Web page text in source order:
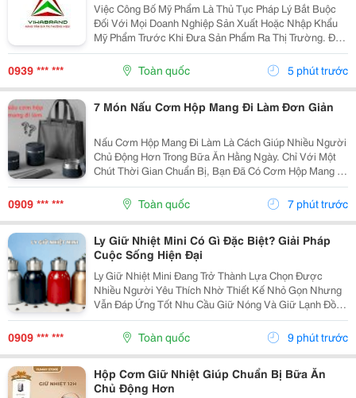
Việc Công Bố Mỹ Phẩm Là Thủ Tục Pháp Lý Bắt Buộc
Đối Với Mọi Doanh Nghiệp Sản Xuất Hoặc Nhập Khẩu
Mỹ Phẩm Trước Khi Đưa Sản Phẩm Ra Thị Trường. Đặc
Biệt Tại Tphcm &Ndash; Trung Tâm Kinh Tế Sôi Động
Bậc Nhất Cả Nước &Ndash; Nhu Cầu Tìm Kiếm Một
0939 *** *** Toàn quốc 5 phút trước
7 Món Nấu Cơm Hộp Mang Đi Làm Đơn Giản
Nấu Cơm Hộp Mang Đi Làm Là Cách Giúp Nhiều Người
Chủ Động Hơn Trong Bữa Ăn Hằng Ngày. Chỉ Với Một
Chút Thời Gian Chuẩn Bị, Bạn Đã Có Cơm Hộp Mang Đi
Làm Thơm Ngon, Đủ Dinh Dưỡng. Cùng Khám Phá
Những Món Ăn Dễ Thực Hiện Và Mẹo Giúp Bữa Trưa
Cơm Hộp...
0909 *** *** Toàn quốc 7 phút trước
Ly Giữ Nhiệt Mini Có Gì Đặc Biệt? Giải Pháp
Cuộc Sống Hiện Đại
Ly Giữ Nhiệt Mini Đang Trở Thành Lựa Chọn Được
Nhiều Người Yêu Thích Nhờ Thiết Kế Nhỏ Gọn Nhưng
Vẫn Đáp Ứng Tốt Nhu Cầu Giữ Nóng Và Giữ Lạnh Đồ
Uống. Vậy Điều Gì Khiến Ly Giữ Nhiệt Mini Ngày Càng
Được Ưa Chuộng? Hãy Cùng Cozycup Tìm Hiểu Trong
0909 *** *** Toàn quốc 9 phút trước
Hộp Cơm Giữ Nhiệt Giúp Chuẩn Bị Bữa Ăn
Chủ Động Hơn